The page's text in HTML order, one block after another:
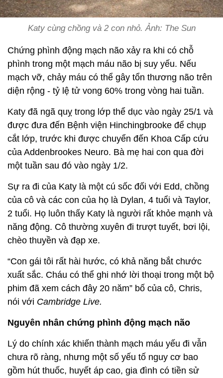
Katy cùng chồng và 2 con nhỏ. Ảnh: The Sun
Chứng phình động mạch não xảy ra khi có chỗ
phình trong một mạch máu não bị suy yếu. Nếu
mạch vỡ, chảy máu có thể gây tổn thương não trên
diện rộng - tỷ lệ tử vong 60% trong vòng hai tuần.
Katy đã ngã quỵ trong lớp thể dục vào ngày 25/1 và
được đưa đến Bệnh viện Hinchingbrooke để chụp
cắt lớp, trước khi được chuyển đến Khoa Cấp cứu
của Addenbrookes Neuro. Bà mẹ hai con qua đời
một tuần sau đó vào ngày 1/2.
Sự ra đi của Katy là một cú sốc đối với Edd, chồng
của cô và các con của họ là Dylan, 4 tuổi và Taylor,
2 tuổi. Họ luôn thấy Katy là người rất khỏe mạnh và
năng động. Cô thường xuyên đi trượt tuyết, bơi lội,
chèo thuyền và đạp xe.
“Con gái tôi rất hài hước, có khả năng bắt chước
xuất sắc. Cháu có thể ghi nhớ lời thoại trong một bộ
phim đã xem cách đây 20 năm” bố của cô, Chris,
nói với Cambridge Live.
Nguyên nhân chứng phình động mạch não
Lý do chính xác khiến thành mạch máu yếu đi vẫn
chưa rõ ràng, nhưng một số yếu tố nguy cơ bao
gồm hút thuốc, huyết áp cao, gia đình có tiền sử